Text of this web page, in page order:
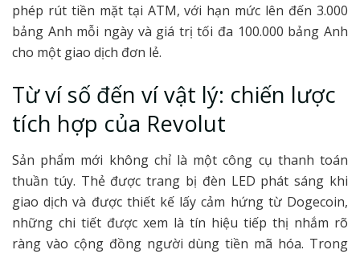
phép rút tiền mặt tại ATM, với hạn mức lên đến 3.000
bảng Anh mỗi ngày và giá trị tối đa 100.000 bảng Anh
cho một giao dịch đơn lẻ.
Từ ví số đến ví vật lý: chiến lược
tích hợp của Revolut
Sản phẩm mới không chỉ là một công cụ thanh toán
thuần túy. Thẻ được trang bị đèn LED phát sáng khi
giao dịch và được thiết kế lấy cảm hứng từ Dogecoin,
những chi tiết được xem là tín hiệu tiếp thị nhắm rõ
ràng vào cộng đồng người dùng tiền mã hóa. Trong